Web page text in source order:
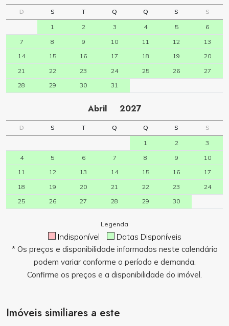
D S T Q Q S
S
1
2 3 4 5
6
7
8 9 10 11 12
13
14
15 16 17 18 19
20
21
22 23 24 25 26
27
28
29 30 31
Abril 2027
D S T Q Q S
S
1
2
3
4
5 6 7 8 9
10
11
12 13 14 15 16
17
18
19 20 21 22 23
24
25
26 27 28 29 30
Legenda
Indisponível Datas Disponíveis
* Os preços e disponibilidade informados neste calendário
podem variar conforme o período e demanda.
Confirme os preços e a disponibilidade do imóvel.
Imóveis similiares a este